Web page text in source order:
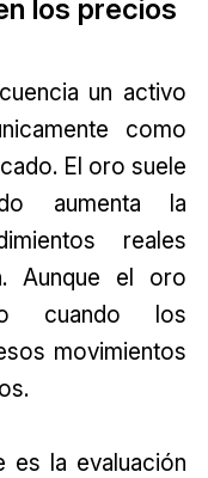
los precios
un activo
como
El oro suele
aumenta la
reales
Aunque el oro
cuando los
movimientos
es la evaluación